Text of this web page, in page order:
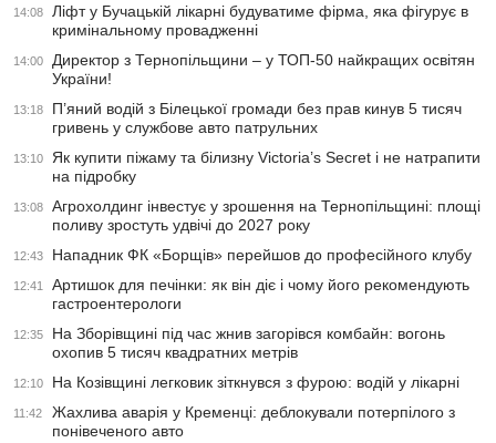
14:08
Ліфт у Бучацькій лікарні будуватиме фірма, яка фігурує в
кримінальному провадженні
14:00
Директор з Тернопільщини – у ТОП-50 найкращих освітян
України!
13:18
П’яний водій з Білецької громади без прав кинув 5 тисяч
гривень у службове авто патрульних
13:10
Як купити піжаму та білизну Victoria’s Secret і не натрапити
на підробку
13:08
Агрохолдинг інвестує у зрошення на Тернопільщині: площі
поливу зростуть удвічі до 2027 року
12:43 Нападник ФК «Борщів» перейшов до професійного клубу
12:41
Артишок для печінки: як він діє і чому його рекомендують
гастроентерологи
12:35
На Зборівщині під час жнив загорівся комбайн: вогонь
охопив 5 тисяч квадратних метрів
12:10 На Козівщині легковик зіткнувся з фурою: водій у лікарні
11:42
Жахлива аварія у Кременці: деблокували потерпілого з
понівеченого авто